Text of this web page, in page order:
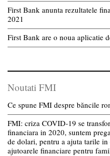
First Bank anunta rezultatele
2021
First Bank are o noua aplicatie
Noutati FMI
Ce spune FMI despre băncile
FMI: criza COVID-19 se
financiara in 2020, suntem
de dolari, pentru a ajuta tarile
ajutoarele financiare pentru